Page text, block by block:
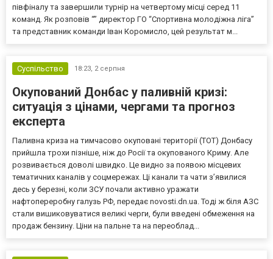
півфіналу та завершили турнір на четвертому місці серед 11
команд. Як розповів “” директор ГО “Спортивна молодіжна ліга”
та представник команди Іван Коромисло, цей результат м...
Суспільство 18:23, 2 серпня
Окупований Донбас у паливній кризі:
ситуація з цінами, чергами та прогноз
експерта
Паливна криза на тимчасово окуповані території (ТОТ) Донбасу
прийшла трохи пізніше, ніж до Росії та окупованого Криму. Але
розвивається доволі швидко. Це видно за появою місцевих
тематичних каналів у соцмережах. Ці канали та чати з’явилися
десь у березні, коли ЗСУ почали активно уражати
нафтопереробну галузь РФ, передає novosti.dn.ua. Тоді ж біля АЗС
стали вишиковуватися великі черги, були введені обмеження на
продаж бензину. Ціни на пальне та на переоблад...